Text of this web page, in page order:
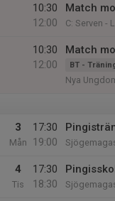
10:30
12:00
Match
C: Serven -
10:30
12:00
Match
BT -
Nya
3
Mån
17:30
19:00
4
Tis
17:30
18:30